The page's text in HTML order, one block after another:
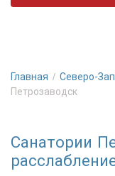
Главная Северо-
Петрозаводск
Санатории